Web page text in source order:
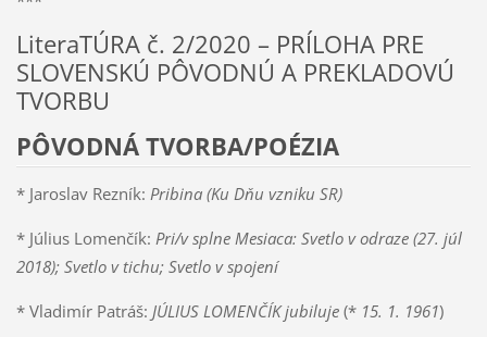
LiteraTÚRA č. 2/2020 – PRÍLOHA PRE
SLOVENSKÚ PÔVODNÚ A PREKLADOVÚ
TVORBU
PÔVODNÁ TVORBA/POÉZIA
* Jaroslav Rezník: Pribina (Ku Dňu vzniku SR)
* Július Lomenčík: Pri/v splne Mesiaca: Svetlo v odraze (27. júl
2018); Svetlo v tichu; Svetlo v spojení
* Vladimír Patráš: JÚLIUS LOMENČÍK jubiluje (* 15. 1. 1961)